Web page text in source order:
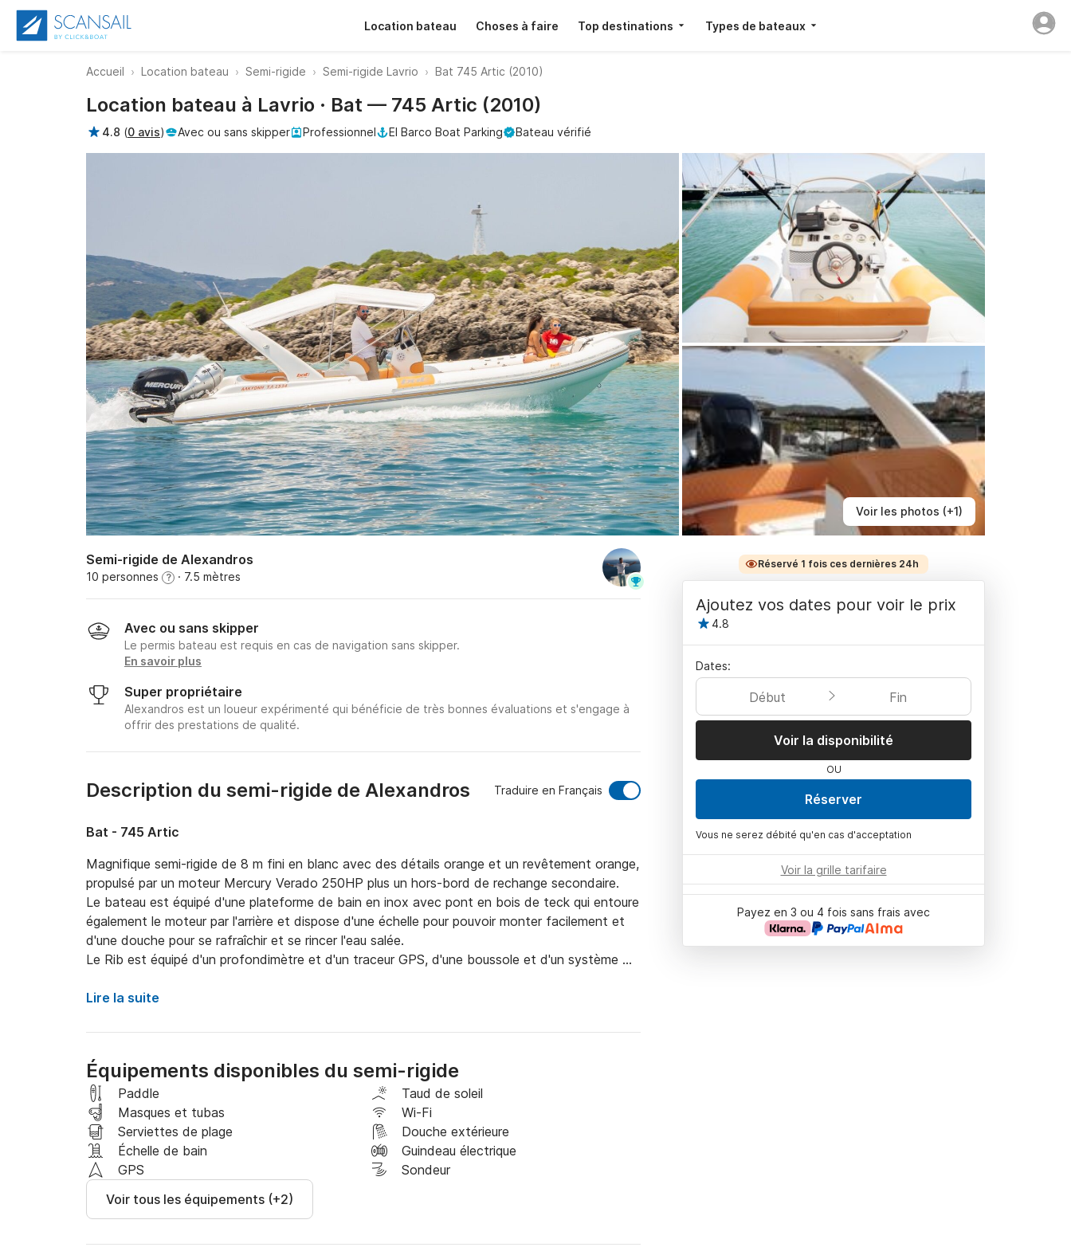
Location bateau Choses à faire Top destinations Types de bateaux
Accueil Location bateau Semi-rigide Semi-rigide Lavrio Bat 745 Artic (2010)
Voir les photos (+1)
Location bateau à Lavrio · Bat — 745 Artic (2010)
4.8 (0 avis) Avec ou sans skipper Professionnel El Barco Boat Parking Bateau vérifié
Semi-rigide de Alexandros
10 personnes ? · 7.5 mètres
Avec ou sans skipper
Le permis bateau est requis en cas de navigation sans skipper.
En savoir plus
Super propriétaire
Alexandros est un loueur expérimenté qui bénéficie de très bonnes évaluations et s'engage à
offrir des prestations de qualité.
Description du semi-rigide de Alexandros Traduire en Français
Bat - 745 Artic
Magnifique semi-rigide de 8 m fini en blanc avec des détails orange et un revêtement orange,
propulsé par un moteur Mercury Verado 250HP plus un hors-bord de rechange secondaire.
Le bateau est équipé d'une plateforme de bain en inox avec pont en bois de teck qui entoure
également le moteur par l'arrière et dispose d'une échelle pour pouvoir monter facilement et
d'une douche pour se rafraîchir et se rincer l'eau salée.
Le Rib est équipé d'un profondimètre et d'un traceur GPS, d'une boussole et d'un système
Pour la protection solaire, le bateau dispose d'un Bimini blanc s'étendant sur G depuis l'arceau
et de détente suffisant.
Le Rib dispose de 2 réservoirs de carburant d'une capacité de 200 litres chacun et la
consommation du moteur varie de 1,6 l/nm à 2 l/nm.
La vitesse de croisière la plus confortable du bateau se situe entre 24 et 32 nœuds et sa
vitesse de pointe est d'environ 46 nœuds.
Lire la suite
Équipements disponibles du semi-rigide
Paddle
Taud de soleil
Masques et tubas
Wi-Fi
Serviettes de plage
Douche extérieure
Échelle de bain
Guindeau électrique
GPS
Sondeur
Voir tous les équipements (+2)
Réservé 1 fois ces dernières 24h
Ajoutez vos dates pour voir le prix
4.8
Dates:
Début Fin
Voir la disponibilité
OU
Réserver
Vous ne serez débité qu'en cas d'acceptation
Voir la grille tarifaire
Payez en 3 ou 4 fois sans frais avec